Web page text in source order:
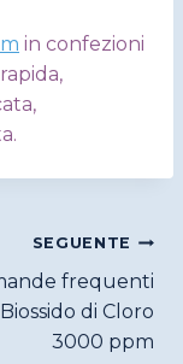
in confezioni
SEGUENTE
frequenti
di Cloro
3000 ppm